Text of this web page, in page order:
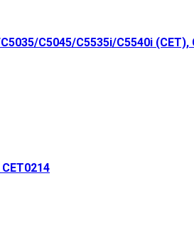
C5045/C5535i/C5540i (CET),